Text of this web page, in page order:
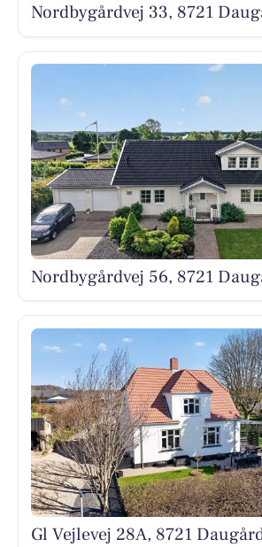
Nordbygårdvej 33, 8721
Nordbygårdvej 56, 8721
Gl Vejlevej 28A, 8721